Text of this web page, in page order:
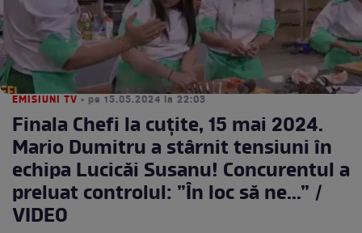
EMISIUNI TV • pe 15.05.2024 la 22:03
Finala Chefi la cuțite, 15 mai 2024.
Mario Dumitru a stârnit tensiuni în
echipa Lucicăi Susanu! Concurentul a
preluat controlul: ”În loc să ne...” /
VIDEO